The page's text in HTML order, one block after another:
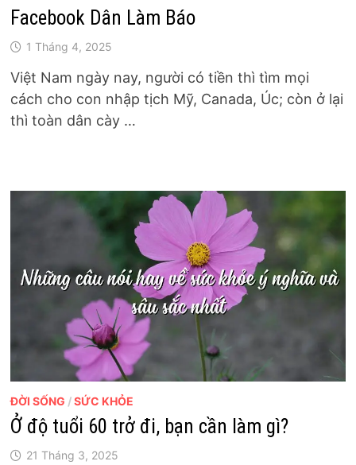
Facebook Dân Làm Báo
1 Tháng 4, 2025
Việt Nam ngày nay, người có tiền thì tìm mọi
cách cho con nhập tịch Mỹ, Canada, Úc; còn ở lại
thì toàn dân cày …
ĐỜI SỐNG /SỨC KHỎE
Ở độ tuổi 60 trở đi, bạn cần làm gì?
21 Tháng 3, 2025